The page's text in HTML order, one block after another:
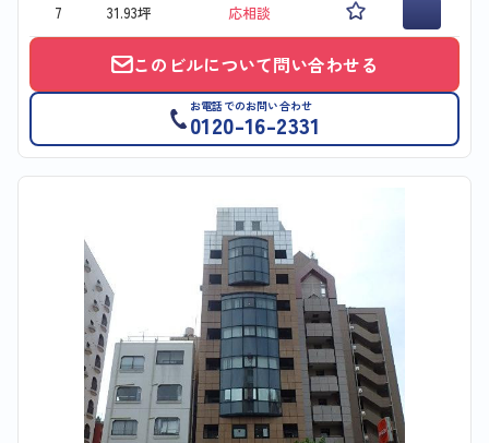
7
31.93坪 応相談
このビルについて問い合わせる
お電話でのお問い合わせ
0120-16-2331